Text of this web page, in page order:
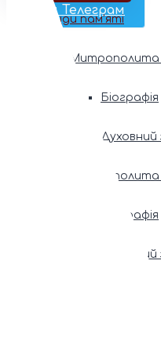
Наш Телеграм
Фонди пам’яті
Митрополита
Біографія
Духовний
Митрополита
Біографія
Духовний
Патріарх
Патріарх